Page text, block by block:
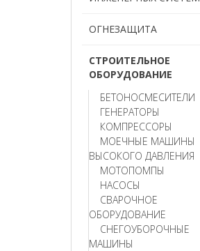
ОГНЕЗАЩИТА
СТРОИТЕЛЬНОЕ
ОБОРУДОВАНИЕ
БЕТОНОСМЕСИТЕЛИ
ГЕНЕРАТОРЫ
КОМПРЕССОРЫ
МОЕЧНЫЕ МАШИНЫ
ВЫСОКОГО ДАВЛЕНИЯ
МОТОПОМПЫ
НАСОСЫ
СВАРОЧНОЕ
ОБОРУДОВАНИЕ
СНЕГОУБОРОЧНЫЕ
МАШИНЫ